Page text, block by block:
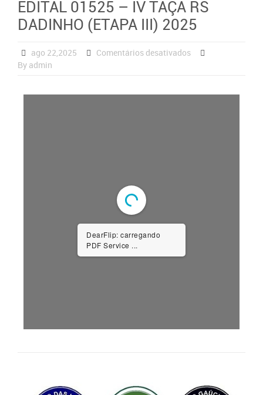
EDITAL 01525 – IV TAÇA RS
DADINHO (ETAPA III) 2025
ago 22,2025
Comentários desativados
By admin
DearFlip: carregando
PDF Service ...